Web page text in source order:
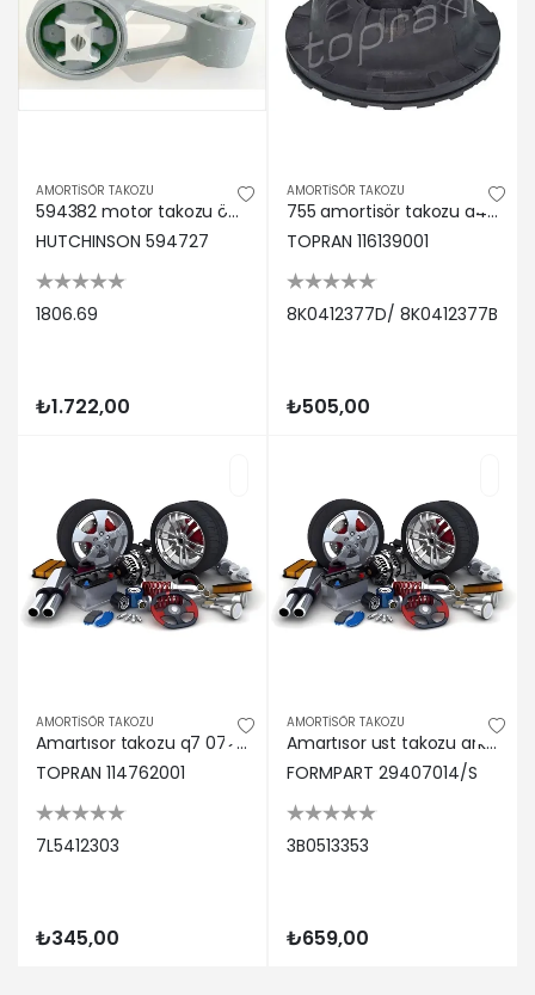
AMORTİSÖR TAKOZU
594382 motor takozu ön sağ c5-c6-c8-jumpy ııı-expert ııı-p407-p807 2.0 16v hutchınson 1806,69
HUTCHINSON 594727
1806.69
₺1.722,00
AMORTİSÖR TAKOZU
755 amortisör takozu a4-a5-q5 2.0 tfsı-2.0 tdı-1.8 tfsı-2.0 tfsı-2.7 tdı cdnc-cahb-caha-ccwa topran 8k0412377d/ 8k0412377b
TOPRAN 116139001
8K0412377D/ 8K0412377B
₺505,00
AMORTİSÖR TAKOZU
Amartısor takozu q7 07>15 Topran 7L5412303
TOPRAN 114762001
7L5412303
₺345,00
AMORTİSÖR TAKOZU
Amartısor ust takozu arka alumınyum passat 01>05 Formpart 3B0513353
FORMPART 29407014/S
3B0513353
₺659,00